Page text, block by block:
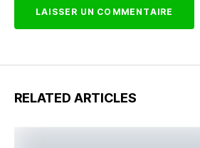
RELATED ARTICLES